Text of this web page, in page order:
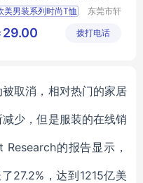
衫
美男装系列时尚T恤
东莞市轩
限公司
29.00 拨打电话
取消，相对热门的家居
少，但是服装的在线销
Research的报告显示，
27.2%，达到1215亿美